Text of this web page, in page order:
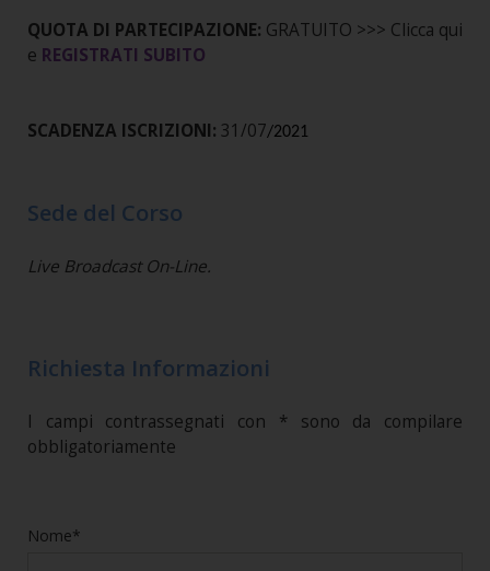
QUOTA DI PARTECIPAZIONE: GRATUITO >>> Clicca qui
e REGISTRATI SUBITO
SCADENZA ISCRIZIONI: 31/07/2021
Sede del Corso
Live Broadcast On-Line.
Richiesta Informazioni
I campi contrassegnati con * sono da compilare
obbligatoriamente
Nome*